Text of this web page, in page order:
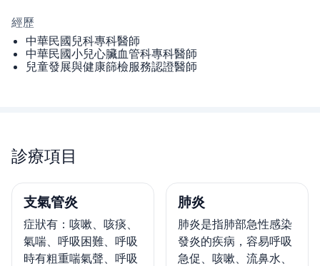
經歷
中華民國兒科專科醫師
中華民國小兒心臟血管科專科醫師
兒童發展與健康篩檢服務認證醫師
診療項目
支氣管炎
症狀有：咳嗽、咳痰、
氣喘、呼吸困難、呼吸
時有粗重喘氣聲、呼吸
肺炎
肺炎是指肺部急性感染
發炎的疾病，容易呼吸
急促、咳嗽、流鼻水、